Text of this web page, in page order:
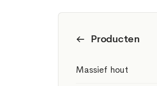
Producten
Massief hout